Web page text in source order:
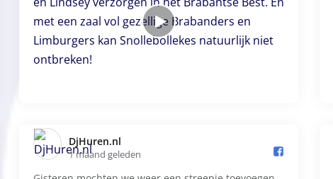
DjHuren.nl️
1 maand geleden